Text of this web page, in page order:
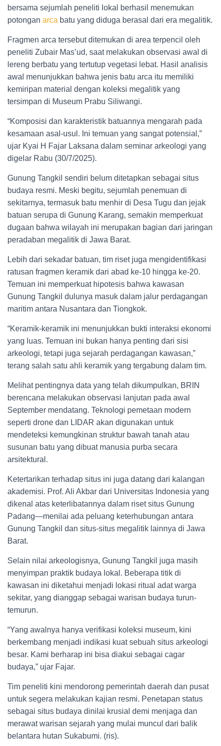
bersama sejumlah peneliti lokal berhasil menemukan
potongan arca batu yang diduga berasal dari era megalitik.
Fragmen arca tersebut ditemukan di area terpencil oleh
peneliti Zubair Mas’ud, saat melakukan observasi awal di
lereng berbatu yang tertutup vegetasi lebat. Hasil analisis
awal menunjukkan bahwa jenis batu arca itu memiliki
kemiripan material dengan koleksi megalitik yang
tersimpan di Museum Prabu Siliwangi.
“Komposisi dan karakteristik batuannya mengarah pada
kesamaan asal-usul. Ini temuan yang sangat potensial,”
ujar Kyai H Fajar Laksana dalam seminar arkeologi yang
digelar Rabu (30/7/2025).
Gunung Tangkil sendiri belum ditetapkan sebagai situs
budaya resmi. Meski begitu, sejumlah penemuan di
sekitarnya, termasuk batu menhir di Desa Tugu dan jejak
batuan serupa di Gunung Karang, semakin memperkuat
dugaan bahwa wilayah ini merupakan bagian dari jaringan
peradaban megalitik di Jawa Barat.
Lebih dari sekadar batuan, tim riset juga mengidentifikasi
ratusan fragmen keramik dari abad ke-10 hingga ke-20.
Temuan ini memperkuat hipotesis bahwa kawasan
Gunung Tangkil dulunya masuk dalam jalur perdagangan
maritim antara Nusantara dan Tiongkok.
“Keramik-keramik ini menunjukkan bukti interaksi ekonomi
yang luas. Temuan ini bukan hanya penting dari sisi
arkeologi, tetapi juga sejarah perdagangan kawasan,”
terang salah satu ahli keramik yang tergabung dalam tim.
Melihat pentingnya data yang telah dikumpulkan, BRIN
berencana melakukan observasi lanjutan pada awal
September mendatang. Teknologi pemetaan modern
seperti drone dan LIDAR akan digunakan untuk
mendeteksi kemungkinan struktur bawah tanah atau
susunan batu yang dibuat manusia purba secara
arsitektural.
Ketertarikan terhadap situs ini juga datang dari kalangan
akademisi. Prof. Ali Akbar dari Universitas Indonesia yang
dikenal atas keterlibatannya dalam riset situs Gunung
Padang—menilai ada peluang keterhubungan antara
Gunung Tangkil dan situs-situs megalitik lainnya di Jawa
Barat.
Selain nilai arkeologisnya, Gunung Tangkil juga masih
menyimpan praktik budaya lokal. Beberapa titik di
kawasan ini diketahui menjadi lokasi ritual adat warga
sekitar, yang dianggap sebagai warisan budaya turun-
temurun.
“Yang awalnya hanya verifikasi koleksi museum, kini
berkembang menjadi indikasi kuat sebuah situs arkeologi
besar. Kami berharap ini bisa diakui sebagai cagar
budaya,” ujar Fajar.
Tim peneliti kini mendorong pemerintah daerah dan pusat
untuk segera melakukan kajian resmi. Penetapan status
sebagai situs budaya dinilai krusial demi menjaga dan
merawat warisan sejarah yang mulai muncul dari balik
belantara hutan Sukabumi. (ris).